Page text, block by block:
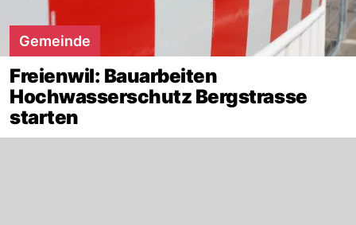
Gemeinde
Freienwil: Bauarbeiten
Hochwasserschutz Bergstrasse
starten